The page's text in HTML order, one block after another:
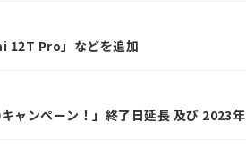
12T Pro」などを追加
ャンペーン！」終了日延長 及び 2023